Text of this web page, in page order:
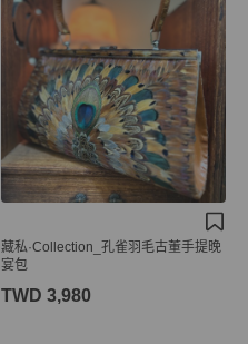
藏私·Collection_孔雀羽毛古董手提晚
宴包
TWD 3,980